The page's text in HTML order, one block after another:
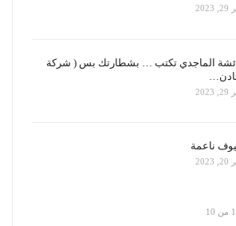
الماجدي تكتب … بشطارتك بس ( شركة
ناعمة
1 من 10